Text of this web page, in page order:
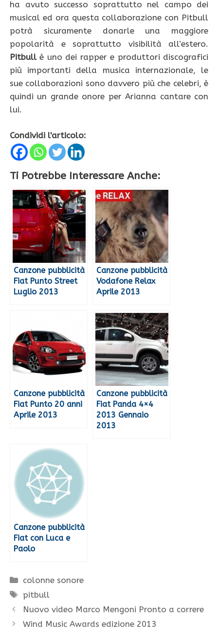
ha avuto successo soprattutto nel campo dei
musical ed ora questa collaborazione con Pitbull
potrà sicuramente donarle una maggiore
popolarità e soprattutto visibilità all’estero.
Pitbullè uno dei rapper e produttori discografici
più importanti della musica internazionale, le
sue collaborazioni sono davvero più che celebri, è
quindi un grande onore per Arianna cantare con
lui.
Condividi l'articolo:
Ti Potrebbe Interessare Anche:
Canzone pubblicità
Fiat Punto Street
Luglio 2013
Canzone pubblicità
Vodafone Relax
Aprile 2013
Canzone pubblicità
Fiat Punto 20 anni
Aprile 2013
Canzone pubblicità
Fiat Panda 4×4
2013 Gennaio
2013
Canzone pubblicità
Fiat con Luca e
Paolo
Categorie
colonne sonore
Tag
pitbull
Nuovo video Marco Mengoni Pronto a correre
Wind Music Awards edizione 2013